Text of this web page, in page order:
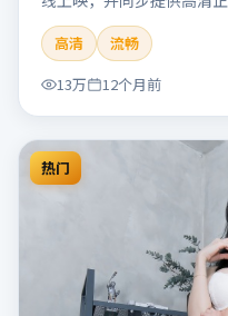
点：聚焦案件与人性灰色
戏剧冲突。本片适合检索
「日本」「2025」「
简介与主创信息。
高清
流畅
13万
12个月前
热门